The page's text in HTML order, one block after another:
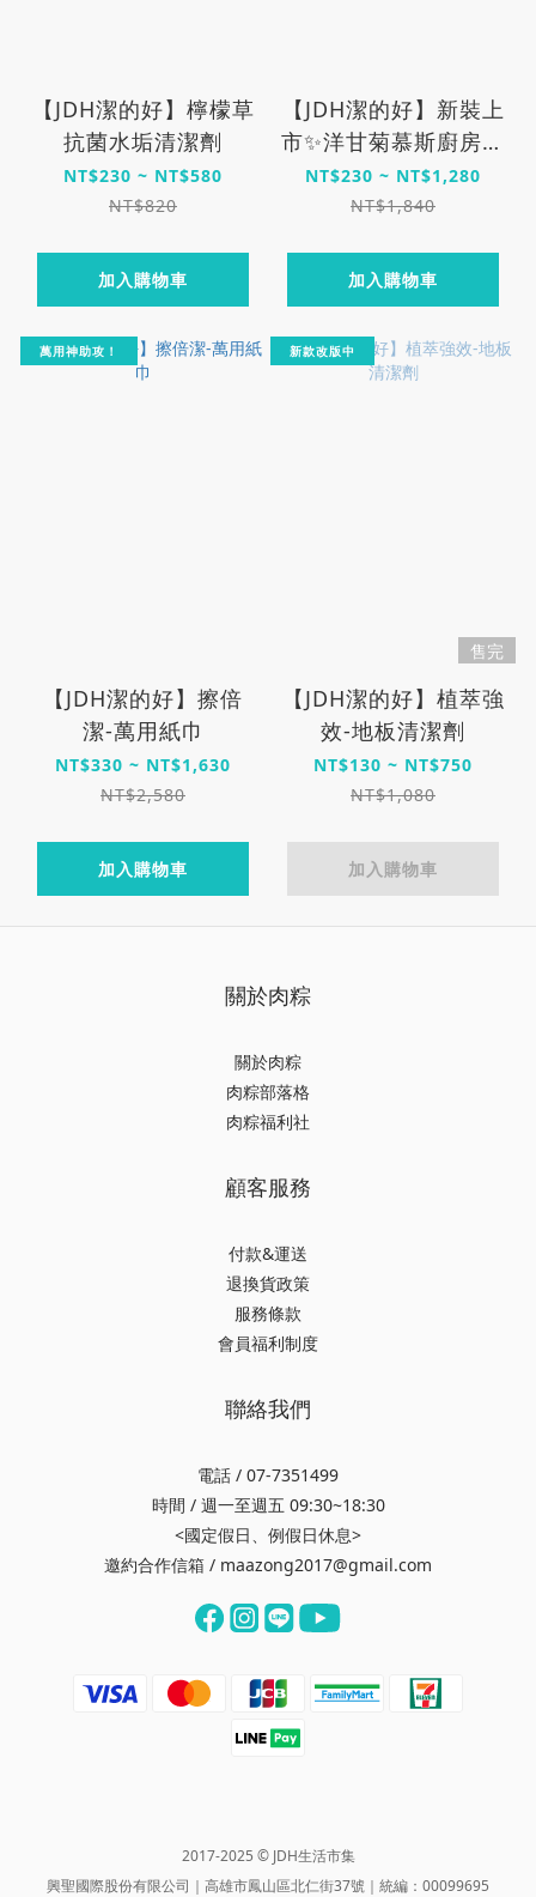
【JDH潔的好】檸檬草
抗菌水垢清潔劑
NT$230 ~ NT$580
NT$820
加入購物車
【JDH潔的好】新裝上
市✨洋甘菊慕斯廚房清
潔劑
NT$230 ~ NT$1,280
NT$1,840
加入購物車
萬用神助攻！
【JDH潔的好】擦倍
潔-萬用紙巾
NT$330 ~ NT$1,630
NT$2,580
加入購物車
新款改版中
售完
【JDH潔的好】植萃強
效-地板清潔劑
NT$130 ~ NT$750
NT$1,080
加入購物車
關於肉粽
關於肉粽
肉粽部落格
肉粽福利社
顧客服務
付款&運送
退換貨政策
服務條款
會員福利制度
聯絡我們
電話 / 07-7351499
時間 / 週一至週五 09:30~18:30
<國定假日、例假日休息>
邀約合作信箱 / maazong2017@gmail.com
2017-2025 © JDH生活市集
興聖國際股份有限公司｜高雄市鳳山區北仁街37號｜統編：00099695